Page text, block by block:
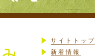
サイトトップ
新着情報